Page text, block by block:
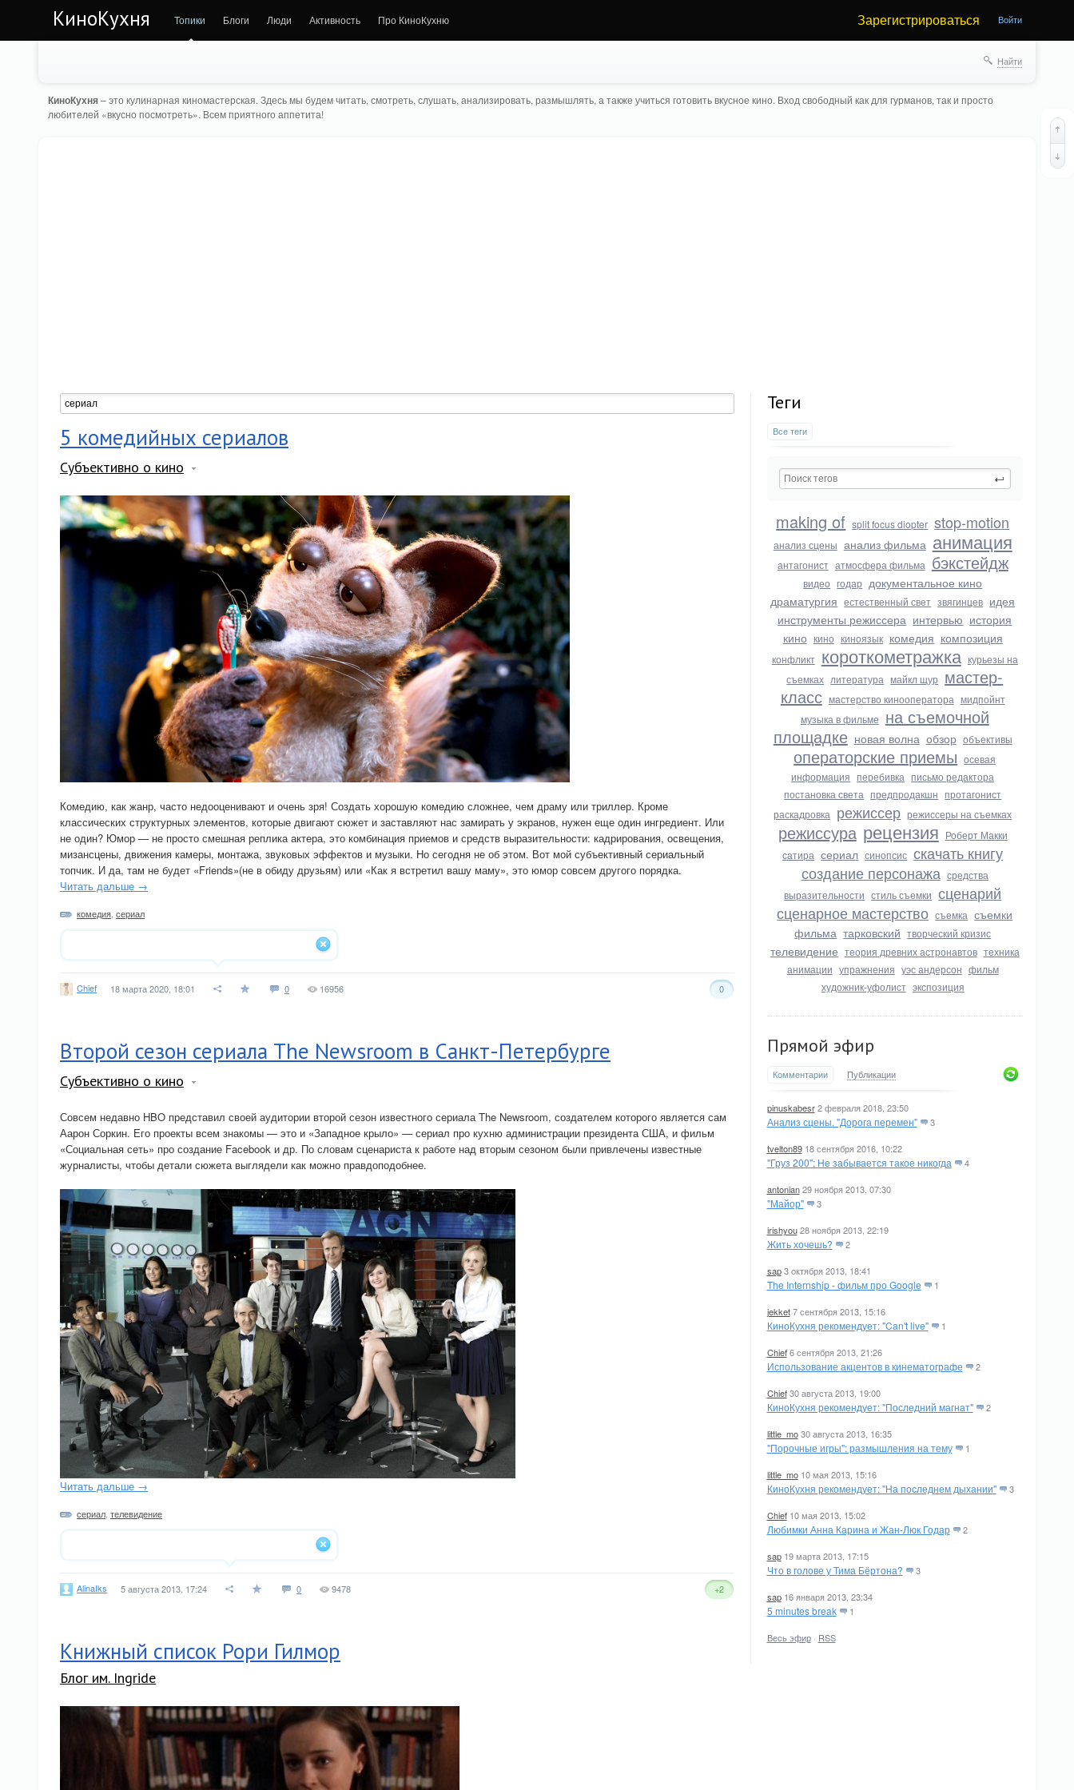
КиноКухня Топики Блоги Люди Активность Про КиноКухню Зарегистрироваться Войти
Найти
КиноКухня– это кулинарная киномастерская. Здесь мы будем читать, смотреть, слушать, анализировать, размышлять, а также учиться готовить вкусное кино. Вход свободный как для гурманов, так и просто
любителей «вкусно посмотреть». Всем приятного аппетита!
5 комедийных сериалов
Субъективно о кино
Комедию, как жанр, часто недооценивают и очень зря! Создать хорошую комедию сложнее, чем драму или триллер. Кроме
классических структурных элементов, которые двигают сюжет и заставляют нас замирать у экранов, нужен еще один ингредиент. Или
не один? Юмор — не просто смешная реплика актера, это комбинация приемов и средств выразительности: кадрирования, освещения,
мизансцены, движения камеры, монтажа, звуковых эффектов и музыки. Но сегодня не об этом. Вот мой субъективный сериальный
топчик. И да, там не будет «Friends»(не в обиду друзьям) или «Как я встретил вашу маму», это юмор совсем другого порядка.
Читать дальше →
комедия сериал
Chief 18 марта 2020, 18:01 0 0
16956
Второй сезон сериала The Newsroom в Санкт-Петербурге
Субъективно о кино
Совсем недавно HBO представил своей аудитории второй сезон известного сериала The Newsroom, создателем которого является сам
Аарон Соркин. Его проекты всем знакомы — это и «Западное крыло» — сериал про кухню администрации президента США, и фильм
«Социальная сеть» про создание Facebook и др. По словам сценариста к работе над вторым сезоном были привлечены известные
журналисты, чтобы детали сюжета выглядели как можно правдоподобнее.
Читать дальше →
сериал телевидение
AlinaIks 5 августа 2013, 17:24 0 +2
9478
Книжный список Рори Гилмор
Блог им. Ingride
Теги
Все теги
making of split focus diopter stop-motion
анализ сцены анализ фильма анимация
антагонист атмосфера фильма бэкстейдж
видео годар документальное кино
драматургия естественный свет звягинцев идея
инструменты режиссера интервью история
кино кино киноязык комедия композиция
конфликт короткометражка курьезы на
съемках литература майкл щур мастер-
класс мастерство кинооператора мидпойнт
музыка в фильме на съемочной
площадке новая волна обзор объективы
операторские приемы осевая
информация перебивка письмо редактора
постановка света предпродакшн протагонист
раскадровка режиссер режиссеры на съемках
режиссура рецензия Роберт Макки
сатира сериал синопсис скачать книгу
создание персонажа средства
выразительности стиль съемки сценарий
сценарное мастерство съемка съемки
фильма тарковский творческий кризис
телевидение теория древних астронавтов техника
анимации упражнения уэс андерсон фильм
художник-уфолист экспозиция
Прямой эфир
Комментарии Публикации
pinuskabesr 2 февраля 2018, 23:50
Анализ сцены. "Дорога перемен" 3
tvelton89 18 сентября 2016, 10:22
"Груз 200": Не забывается такое никогда 4
antonian 29 ноября 2013, 07:30
"Майор" 3
irishyou 28 ноября 2013, 22:19
Жить хочешь? 2
sap 3 октября 2013, 18:41
The Internship - фильм про Google 1
jekket 7 сентября 2013, 15:16
КиноКухня рекомендует: "Can't live" 1
Chief 6 сентября 2013, 21:26
Использование акцентов в кинематографе 2
Chief 30 августа 2013, 19:00
КиноКухня рекомендует: "Последний магнат" 2
little_mo 30 августа 2013, 16:35
"Порочные игры": размышления на тему 1
little_mo 10 мая 2013, 15:16
КиноКухня рекомендует: "На последнем дыхании" 3
Chief 10 мая 2013, 15:02
Любимки Анна Карина и Жан-Люк Годар 2
sap 19 марта 2013, 17:15
Что в голове у Тима Бёртона? 3
sap 16 января 2013, 23:34
5 minutes break 1
Весь эфир· RSS